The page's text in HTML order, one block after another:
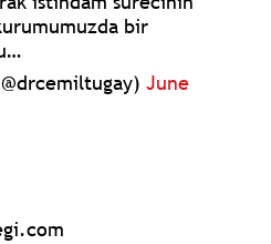
bir
June